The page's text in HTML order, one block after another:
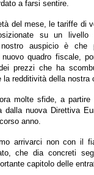
a farsi sentire.
del mese, le tariffe di
su un livello
auspicio è
quadro fiscale,
prezzi che ha
redditività della nostra
molte sfide, a partire
dalla nuova Direttiva
anno.
arrivarci non con il
che dia concreti
capitolo delle